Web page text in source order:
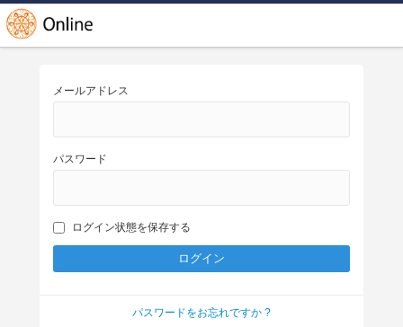
メールアドレス
パスワード
ログイン状態を保存する
パスワードをお忘れですか ?